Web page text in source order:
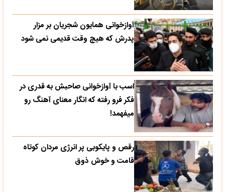
آوازخوانی همایون شجریان بر مزار
پدرش که هیچ وقت قدیمی نمی شود
اسب با آوازخوانی صاحبش به قدری در
فکر فرو رفته که انگار معنای آهنگ رو
میفهمد!
رقص و پایکوبی پر انرژی مردان کوتاه
قامت و خوش ذوق